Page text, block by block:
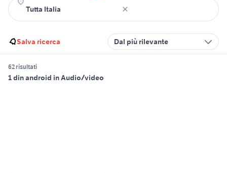
Salva ricerca Dal più rilevante
62 risultati
1 din android in Audio/video